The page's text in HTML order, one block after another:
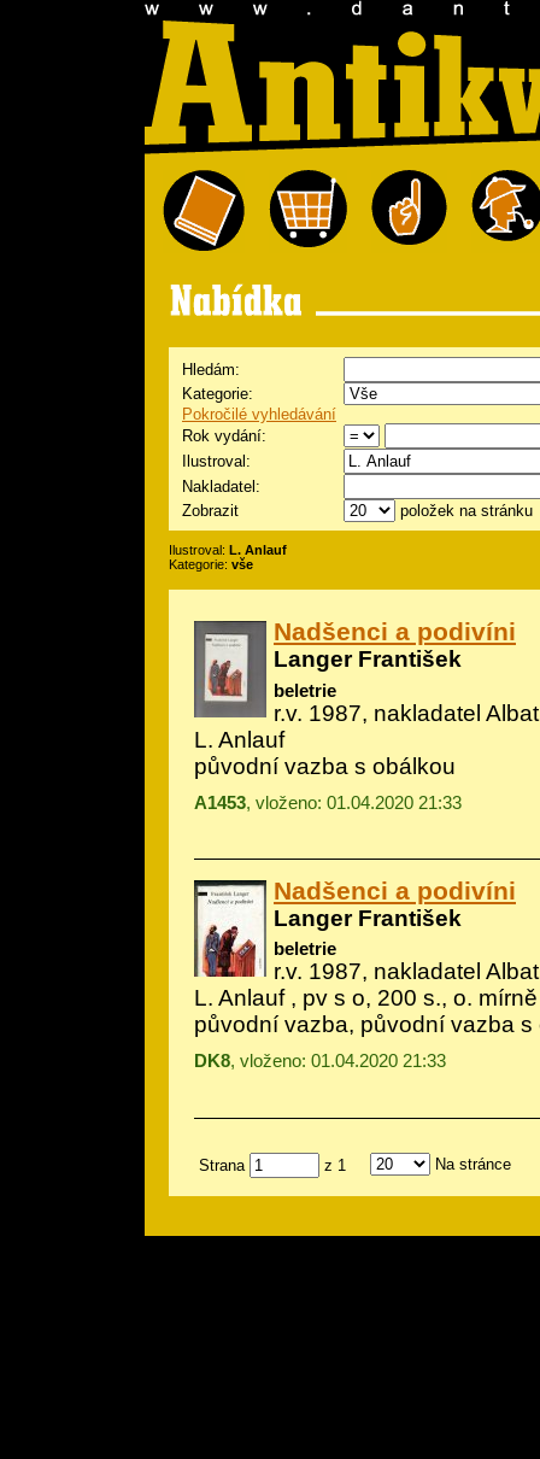
Hledám:
Kategorie:
Pokročilé vyhledávání
Rok vydání:
Ilustroval:
Nakladatel:
Zobrazit
položek na stránku
Ilustroval: L. Anlauf
Kategorie: vše
Nadšenci a podivíni
Langer František
beletrie
r.v. 1987, nakladatel
L. Anlauf
původní vazba s obálkou
A1453, vloženo: 01.04.2020 21:33
Nadšenci a podivíni
Langer František
beletrie
r.v. 1987, nakladatel
L. Anlauf, pv s o, 200 s., o. mírně
původní vazba, původní vazba s
DK8, vloženo: 01.04.2020 21:33
Strana z 1 Na stránce